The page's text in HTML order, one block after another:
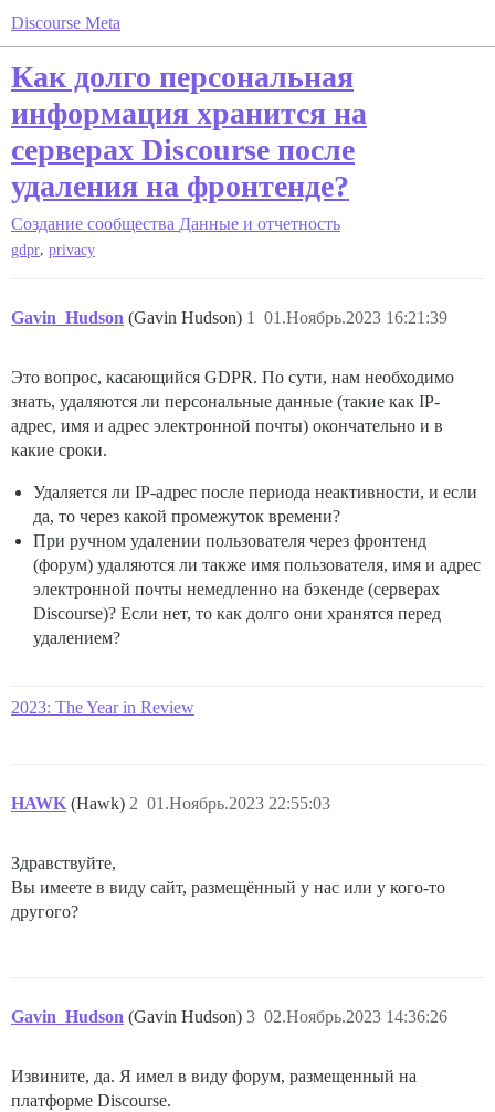
Discourse Meta
Как долго персональная
информация хранится на
серверах Discourse после
удаления на фронтенде?
Создание сообщества Данные и отчетность
gdpr, privacy
Gavin_Hudson (Gavin Hudson) 01.Ноябрь.2023 16:21:39
1
Это вопрос, касающийся GDPR. По сути, нам необходимо
знать, удаляются ли персональные данные (такие как IP-
адрес, имя и адрес электронной почты) окончательно и в
какие сроки.
Удаляется ли IP-адрес после периода неактивности, и если
да, то через какой промежуток времени?
При ручном удалении пользователя через фронтенд
(форум) удаляются ли также имя пользователя, имя и адрес
электронной почты немедленно на бэкенде (серверах
Discourse)? Если нет, то как долго они хранятся перед
удалением?
2023: The Year in Review
HAWK (Hawk) 01.Ноябрь.2023 22:55:03
2
Здравствуйте,
Вы имеете в виду сайт, размещённый у нас или у кого-то
другого?
Gavin_Hudson (Gavin Hudson) 02.Ноябрь.2023 14:36:26
3
Извините, да. Я имел в виду форум, размещенный на
платформе Discourse.